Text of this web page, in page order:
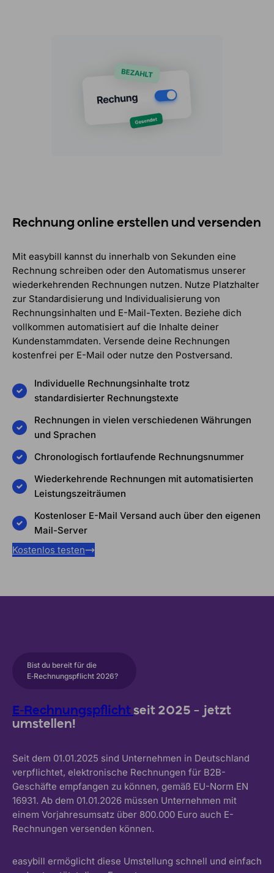
Rechnung online erstellen und versenden
Mit easybill kannst du innerhalb von Sekunden eine
Rechnung schreiben oder den Automatismus unserer
wiederkehrenden Rechnungen nutzen. Nutze Platzhalter
zur Standardisierung und Individualisierung von
Rechnungsinhalten und E-Mail-Texten. Beziehe dich
vollkommen automatisiert auf die Inhalte deiner
Kundenstammdaten. Versende deine Rechnungen
kostenfrei per E-Mail oder nutze den Postversand.
Individuelle Rechnungsinhalte trotz
standardisierter Rechnungstexte
Rechnungen in vielen verschiedenen Währungen
und Sprachen
Chronologisch fortlaufende Rechnungsnummer
Wiederkehrende Rechnungen mit automatisierten
Leistungszeiträumen
Kostenloser E-Mail Versand auch über den eigenen
Mail-Server
Kostenlos testen
Bist du bereit für die
E‑Rechnungspflicht 2026?
E-Rechnungspflicht seit 2025 – jetzt
umstellen!
Seit dem 01.01.2025 sind Unternehmen in Deutschland
verpflichtet, elektronische Rechnungen für B2B-
Geschäfte empfangen zu können, gemäß EU-Norm EN
16931. Ab dem 01.01.2026 müssen Unternehmen mit
einem Vorjahresumsatz über 800.000 Euro auch E-
Rechnungen versenden können.
easybill ermöglicht diese Umstellung schnell und einfach